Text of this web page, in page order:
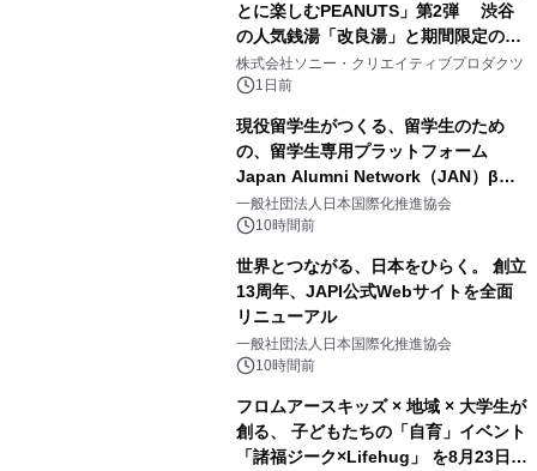
とに楽しむPEANUTS」第2弾 渋谷
の人気銭湯「改良湯」と期間限定のコ
ラボレーション サウナイキタイコラ
ボグッズも発売決定！
株式会社ソニー・クリエイティブプロダクツ
1日前
現役留学生がつくる、留学生のため
の、留学生専用プラットフォーム
Japan Alumni Network（JAN）β版
をリリース
一般社団法人日本国際化推進協会
10時間前
世界とつながる、日本をひらく。 創立
13周年、JAPI公式Webサイトを全面
リニューアル
一般社団法人日本国際化推進協会
10時間前
フロムアースキッズ × 地域 × 大学生が
創る、 子どもたちの「自育」イベント
「諸福ジーク×Lifehug」 を8月23日